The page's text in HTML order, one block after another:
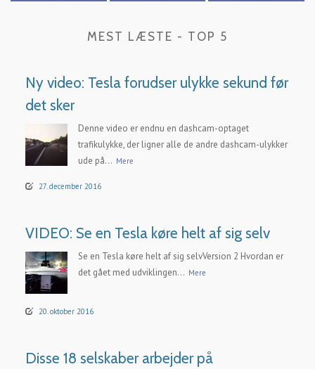
MEST LÆSTE - TOP 5
Ny video: Tesla forudser ulykke sekund før
det sker
Denne video er endnu en dashcam-optaget
trafikulykke, der ligner alle de andre dashcam-ulykker
ude på... Mere
27. december 2016
VIDEO: Se en Tesla køre helt af sig selv
Se en Tesla køre helt af sig selvVersion 2 Hvordan er
det gået med udviklingen... Mere
20. oktober 2016
Disse 18 selskaber arbejder på